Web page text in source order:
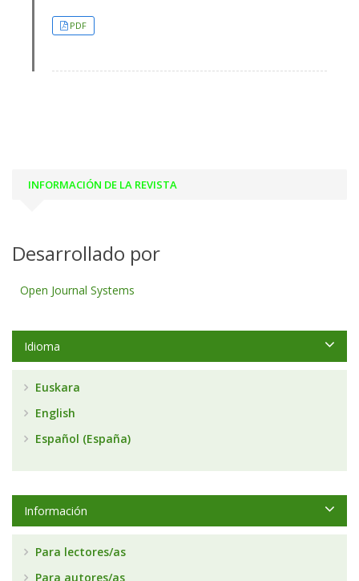
PDF
INFORMACIÓN DE LA REVISTA
Desarrollado por
Open Journal Systems
Idioma
Euskara
English
Español (España)
Información
Para lectores/as
Para autores/as